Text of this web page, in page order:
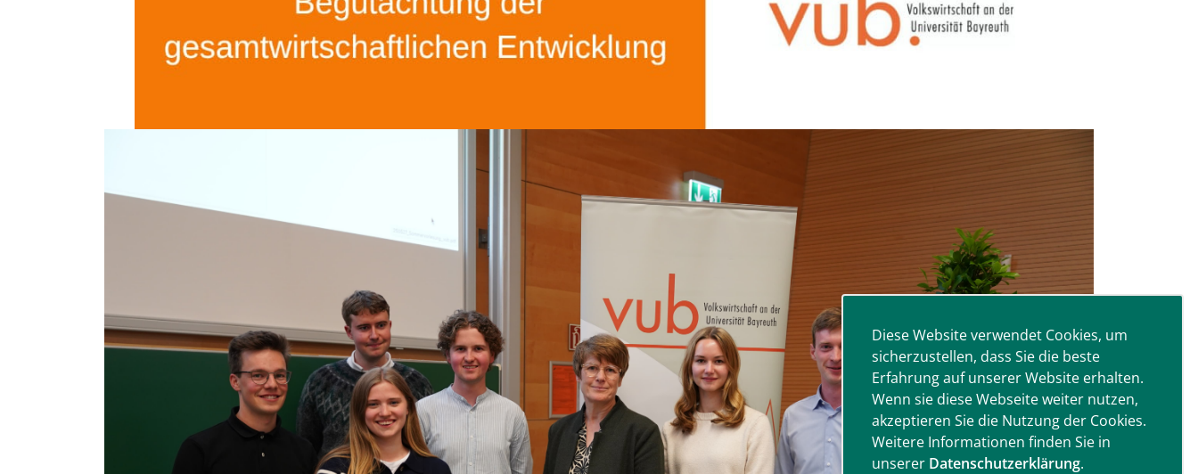
Diese Website verwendet Cookies, um
sicherzustellen, dass Sie die beste
Erfahrung auf unserer Website erhalten.
Wenn sie diese Webseite weiter nutzen,
akzeptieren Sie die Nutzung der Cookies.
Weitere Informationen finden Sie in
unserer Datenschutzerklärung.